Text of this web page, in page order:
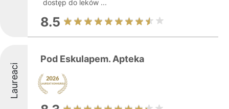
dostęp do leków ...
8.5
Laureaci
Pod Eskulapem. Apteka